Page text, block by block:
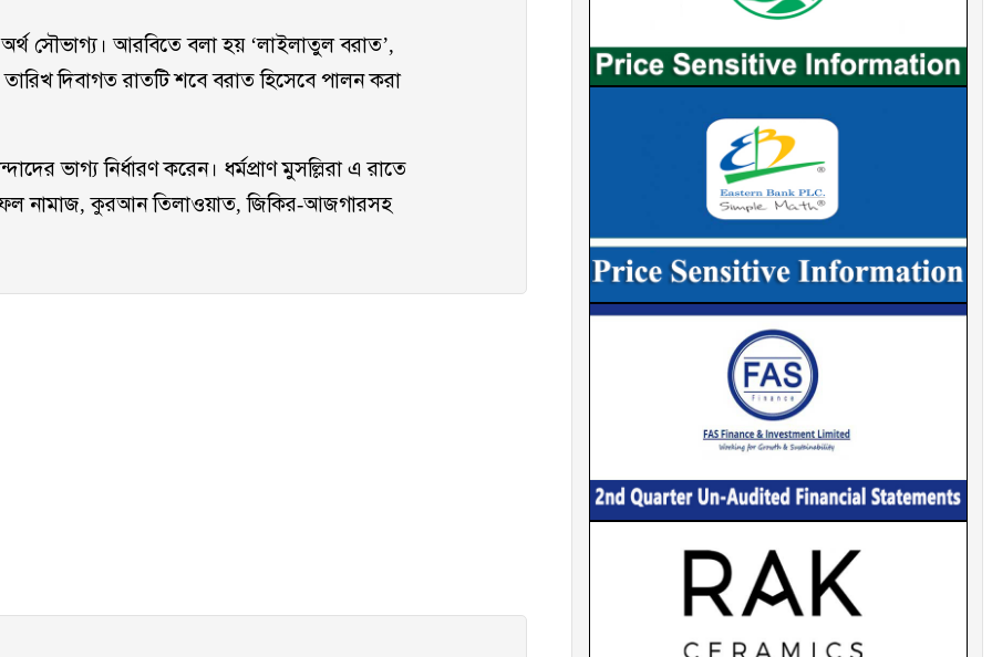
সৌভাগ্য। আরবিতে বলা হয় ‘লাইলাতুল বরাত’,
দিবাগত রাতটি শবে বরাত হিসেবে পালন করা
ভাগ্য নির্ধারণ করেন। ধর্মপ্রাণ মুসল্লিরা এ রাতে
নামাজ, কুরআন তিলাওয়াত, জিকির-আজগারসহ